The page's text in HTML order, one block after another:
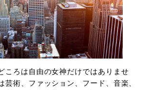
ころは自由の女神だけではありませ
芸術、ファッション、フード、音楽、